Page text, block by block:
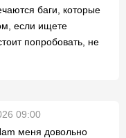
баги, которые
если ищете
попробовать, не
09:00
меня довольно